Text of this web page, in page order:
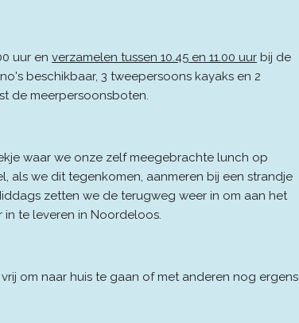
uur en verzamelen tussen 10.45 en 11.00 uur bij de
beschikbaar, 3 tweepersoons kayaks en 2
de meerpersoonsboten.
waar we onze zelf meegebrachte lunch op
als we dit tegenkomen, aanmeren bij een strandje
zetten we de terugweg weer in om aan het
te leveren in Noordeloos.
om naar huis te gaan of met anderen nog ergens